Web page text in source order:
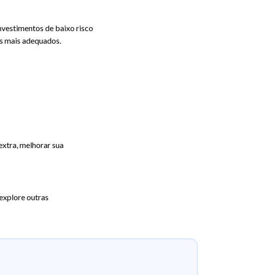
de baixo risco
mais adequados.
melhorar sua
outras